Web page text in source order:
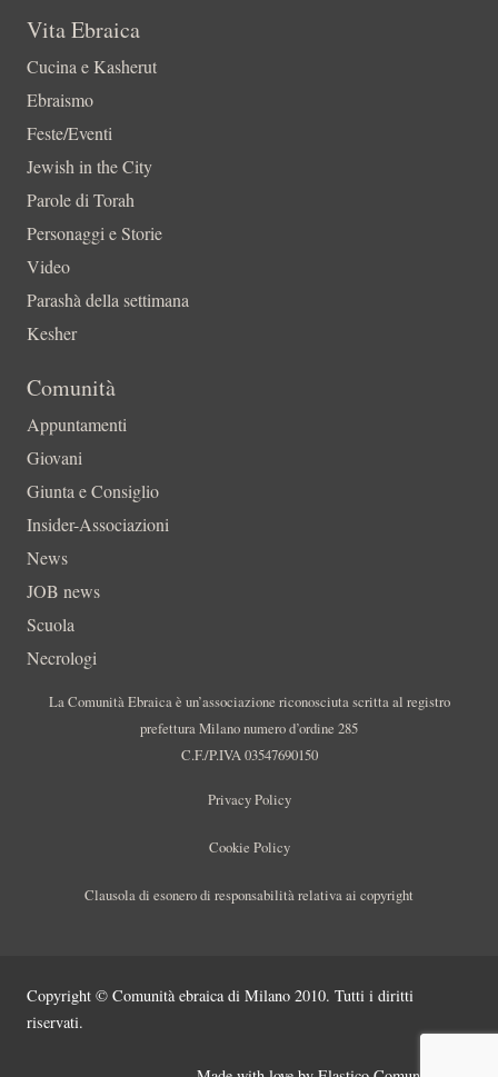
Vita Ebraica
Cucina e Kasherut
Ebraismo
Feste/Eventi
Jewish in the City
Parole di Torah
Personaggi e Storie
Video
Parashà della settimana
Kesher
Comunità
Appuntamenti
Giovani
Giunta e Consiglio
Insider-Associazioni
News
JOB news
Scuola
Necrologi
La Comunità Ebraica è un’associazione riconosciuta scritta al registro
prefettura Milano numero d’ordine 285
C.F./P.IVA 03547690150
Privacy Policy
Cookie Policy
Clausola di esonero di responsabilità relativa ai copyright
Copyright © Comunità ebraica di Milano 2010. Tutti i diritti
riservati.